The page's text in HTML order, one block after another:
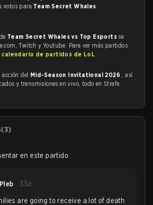
votos para Team Secret Whales .
Team Secret Whales vs Top Esports se
Twitch y Youtube. Para ver más partidos
calendario de partidos de LoL .
del Mid-Season Invitational 2026 , así
y transmisiones en vivo, todo en Strafe.
(3)
en este partido
33d
are going to receive a lot of death